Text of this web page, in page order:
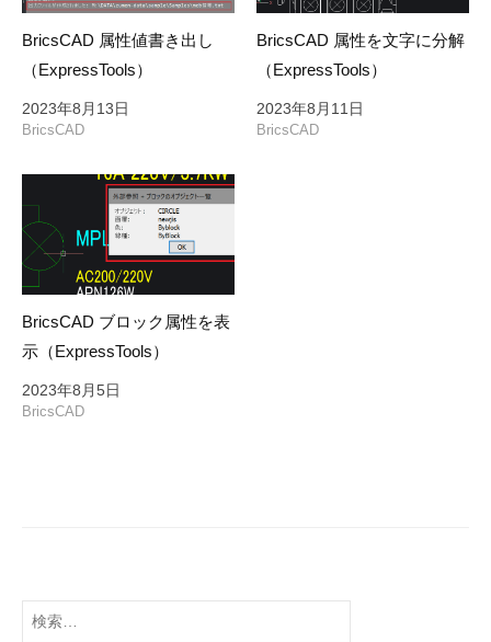
BricsCAD 属性値書き出し
（ExpressTools）
2023年8月13日
BricsCAD
BricsCAD 属性を文字に分解
（ExpressTools）
2023年8月11日
BricsCAD
BricsCAD ブロック属性を表
示（ExpressTools）
2023年8月5日
BricsCAD
検